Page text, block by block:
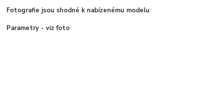
Fotografie jsou shodné k nabízenému modelu
Parametry - viz foto